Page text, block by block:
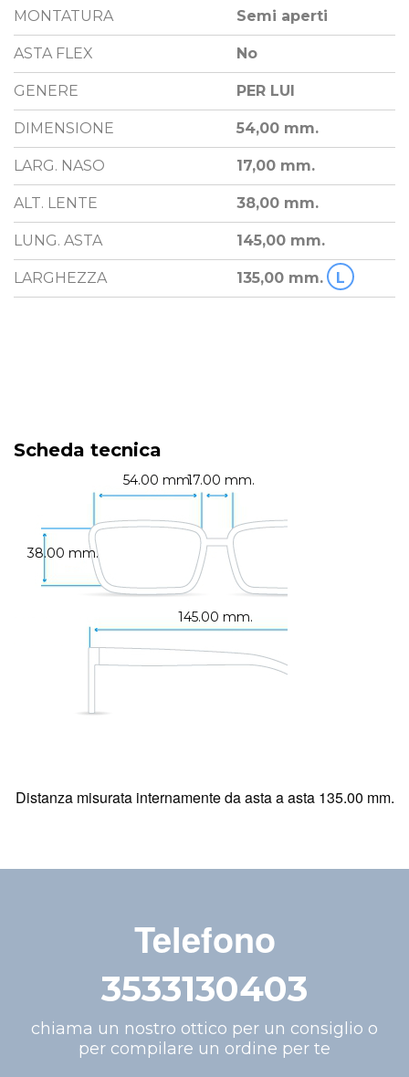
MONTATURA Semi aperti
ASTA FLEX No
GENERE PER LUI
DIMENSIONE 54,00 mm.
LARG. NASO 17,00 mm.
ALT. LENTE 38,00 mm.
LUNG. ASTA 145,00 mm.
LARGHEZZA 135,00 mm. L
Scheda tecnica
54.00 mm.17.00 mm.
145.00 mm.
38.00 mm.
Distanza misurata internamente da asta a asta 135.00 mm.
Telefono
3533130403
chiama un nostro ottico per un consiglio o
per compilare un ordine per te